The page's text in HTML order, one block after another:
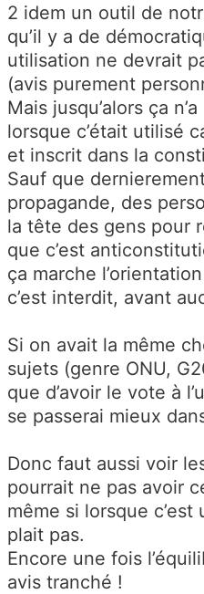
2 idem un outil de
qu’il y a de
utilisation ne devrait
(avis purement
Mais jusqu’alors ça
lorsque c’était utilisé
et inscrit dans la
Sauf que
propagande, des
la tête des gens pour
que c’est
ça marche
c’est interdit, avant
Si on avait la même
sujets (genre ONU,
que d’avoir le vote à
se passerai mieux
Donc faut aussi voir
pourrait ne pas avoir
même si lorsque
plait pas.
Encore une fois
avis tranché !